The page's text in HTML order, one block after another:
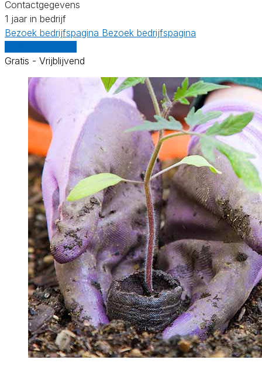
Contactgegevens
1 jaar in bedrijf
Bezoek bedrijfspagina Bezoek bedrijfspagina
Gratis - Vrijblijvend